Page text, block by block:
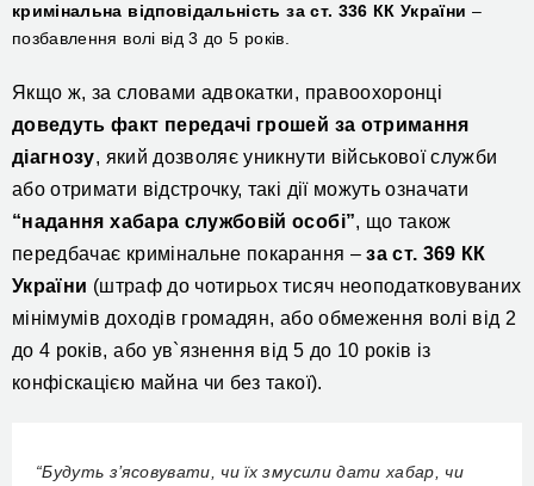
кримінальна відповідальність за ст. 336 КК України –
позбавлення волі від 3 до 5 років.
Я кщо ж, за словами адвокатки, правоохоронці
доведуть факт передачі грошей за отримання
діагнозу, який дозволяє уникнути військової служби
або отримати відстрочку, такі дії можуть означати
“надання хабара службовій особі”, що також
передбачає кримінальне покарання –за ст. 369 КК
України (штраф до чотирьох тисяч неоподатковуваних
мінімумів доходів громадян, або обмеження волі від 2
до 4 років, або ув`язнення від 5 до 10 років із
конфіскацією майна чи без такої).
“Будуть з’ясовувати, чи їх змусили дати хабар, чи